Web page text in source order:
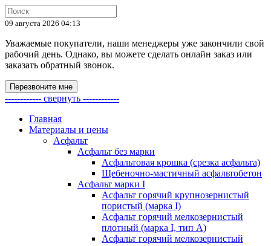
09 августа 2026 04:13
Уважаемые покупатели, наши менеджеры уже закончили свой
рабочий день. Однако, вы можете сделать онлайн заказ или
заказать обратный звонок.
Перезвоните мне
------------ свернуть ------------
Главная
Материалы и цены
Асфальт
Асфальт без марки
Асфальтовая крошка (срезка асфальта)
Щебеночно-мастичный асфальтобетон
Асфальт марки I
Асфальт горячий крупнозернистый
пористый (марка I)
Асфальт горячий мелкозернистый
плотный (марка I, тип А)
Асфальт горячий мелкозернистый